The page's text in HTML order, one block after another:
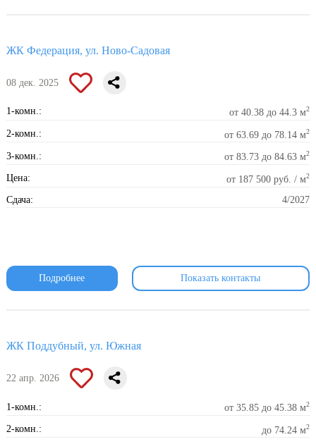
ЖК Федерация, ул. Ново-Садовая
08 дек. 2025
1-комн.: от 40.38 до 44.3 м2
2-комн.: от 63.69 до 78.14 м2
3-комн.: от 83.73 до 84.63 м2
Цена: от 187 500 руб. / м2
Сдача: 4/2027
Подробнее Показать контакты
ЖК Поддубный, ул. Южная
22 апр. 2026
1-комн.: от 35.85 до 45.38 м2
2-комн.: до 74.24 м2